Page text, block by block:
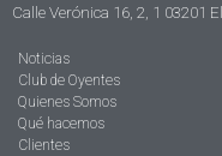
Calle Verónica 16, 2, 1 03201
Noticias
Club de Oyentes
Quienes Somos
Qué hacemos
Clientes